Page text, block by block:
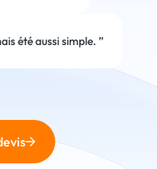
été aussi simple. ”